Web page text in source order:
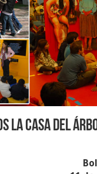
La Casa del